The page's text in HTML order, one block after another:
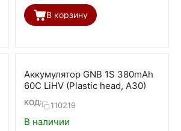
В корзину
Аккумулятор GNB 1S 380mAh
60C LiHV (Plastic head, A30)
КОД: 110219
В наличии